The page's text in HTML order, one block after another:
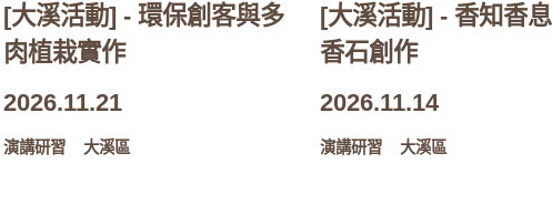
[大溪活動] - 環保創客與多
肉植栽實作
2026.11.21
演講研習 大溪區
[大溪活動] - 香知香
香石創作
2026.11.14
演講研習 大溪區